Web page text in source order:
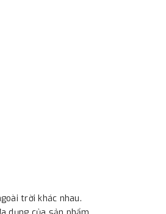
trời khác nhau.